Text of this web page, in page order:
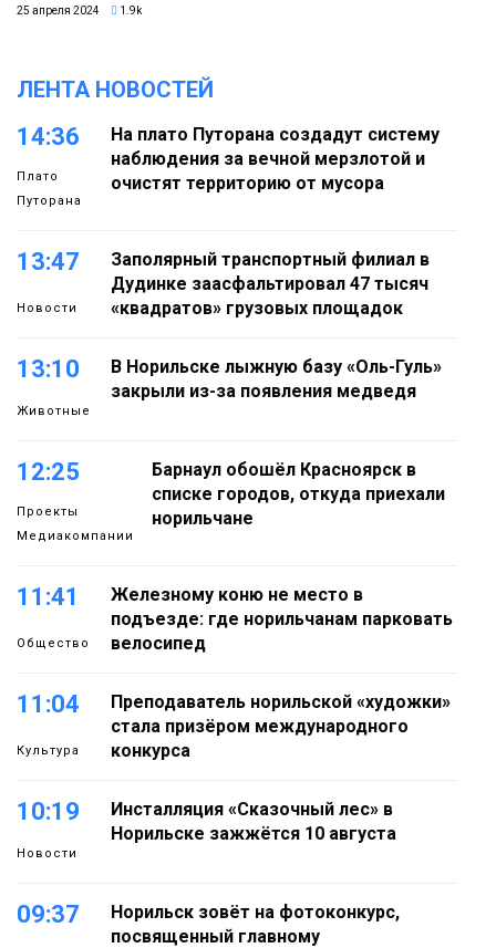
25 апреля 2024 1.9k
ЛЕНТА НОВОСТЕЙ
14:36
Плато
Путорана
На плато Путорана создадут систему
наблюдения за вечной мерзлотой и
очистят территорию от мусора
13:47
Новости
Заполярный транспортный филиал в
Дудинке заасфальтировал 47 тысяч
«квадратов» грузовых площадок
13:10
Животные
В Норильске лыжную базу «Оль-Гуль»
закрыли из-за появления медведя
12:25
Проекты
Медиакомпании
Барнаул обошёл Красноярск в
списке городов, откуда приехали
норильчане
11:41
Общество
Железному коню не место в
подъезде: где норильчанам парковать
велосипед
11:04
Культура
Преподаватель норильской «художки»
стала призёром международного
конкурса
10:19
Новости
Инсталляция «Сказочный лес» в
Норильске зажжётся 10 августа
09:37
Норильск зовёт на фотоконкурс,
посвященный главному